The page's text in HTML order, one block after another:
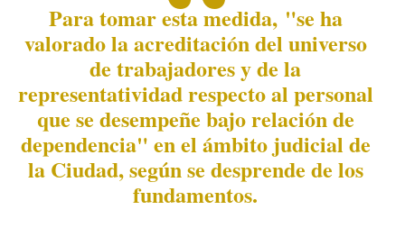
Para tomar esta medida, "se ha
valorado la acreditación del universo
de trabajadores y de la
representatividad respecto al personal
que se desempeñe bajo relación de
dependencia" en el ámbito judicial de
la Ciudad, según se desprende de los
fundamentos.